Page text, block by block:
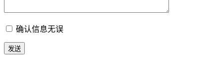
确认信息无误